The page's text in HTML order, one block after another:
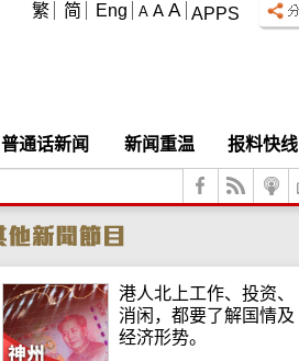
APPS
A A A
繁 简 Eng
普通话新闻 新闻重温 报料快线
港人北上工作、投资、
消闲，都要了解国情及
经济形势。